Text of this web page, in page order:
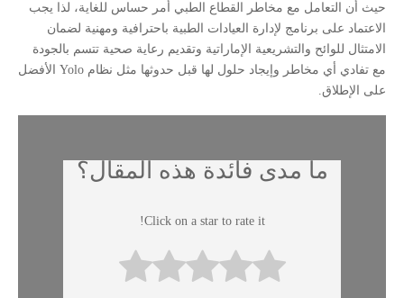
حيث أن التعامل مع مخاطر القطاع الطبي أمر حساس للغاية، لذا يجب
الاعتماد على برنامج لإدارة العيادات الطبية باحترافية ومهنية لضمان
الامتثال للوائح والتشريعية الإماراتية وتقديم رعاية صحية تتسم بالجودة
مع تفادي أي مخاطر وإيجاد حلول لها قبل حدوثها مثل نظام Yolo الأفضل
على الإطلاق.
ما مدى فائدة هذه المقال؟
Click on a star to rate it!